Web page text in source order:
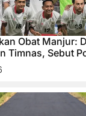
Obat Manjur:
Timnas, Sebut
Demi “Jalan